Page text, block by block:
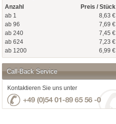
Anzahl
Preis / Stück
ab 1
8,63 €
ab 96
7,69 €
ab 240
7,45 €
ab 624
7,23 €
ab 1200
6,99 €
Call-Back Service
Kontaktieren Sie uns unter